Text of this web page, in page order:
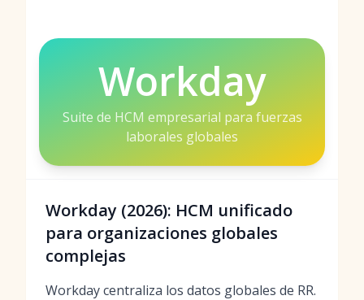
Workday
Suite de HCM empresarial para fuerzas
laborales globales
Workday (2026): HCM unificado
para organizaciones globales
complejas
Workday centraliza los datos globales de RR.